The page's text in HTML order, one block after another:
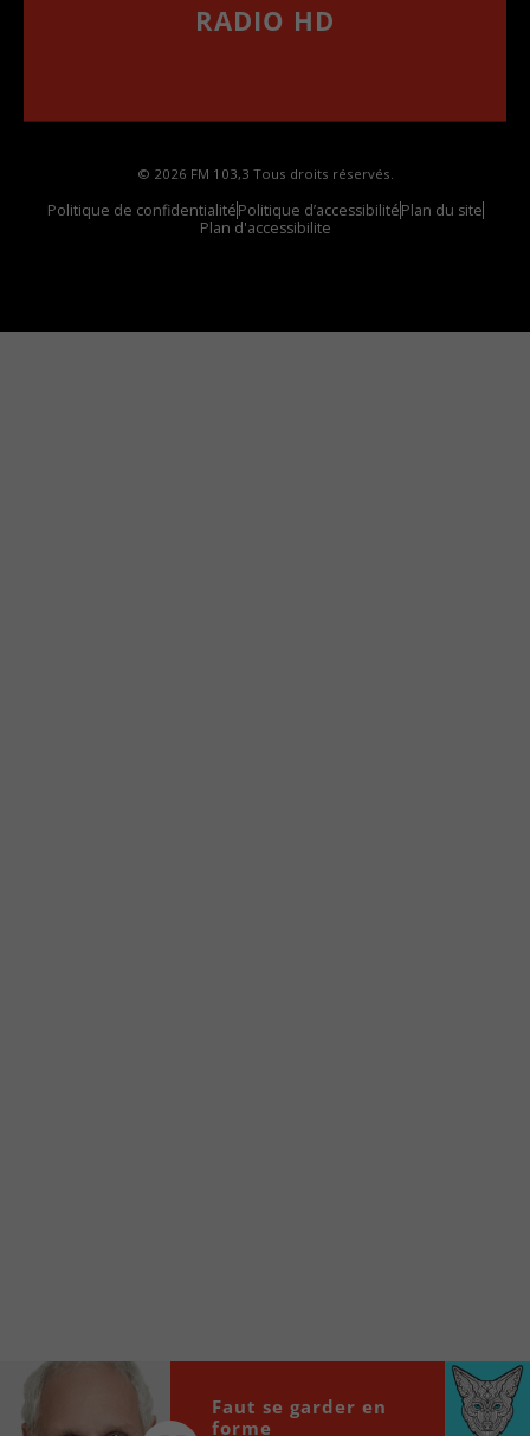
RADIO HD
© 2026 FM 103,3 Tous droits réservés.
Politique de confidentialitéPolitique d’accessibilitéPlan du site
Plan d'accessibilite
00:00
Faut se garder en
forme